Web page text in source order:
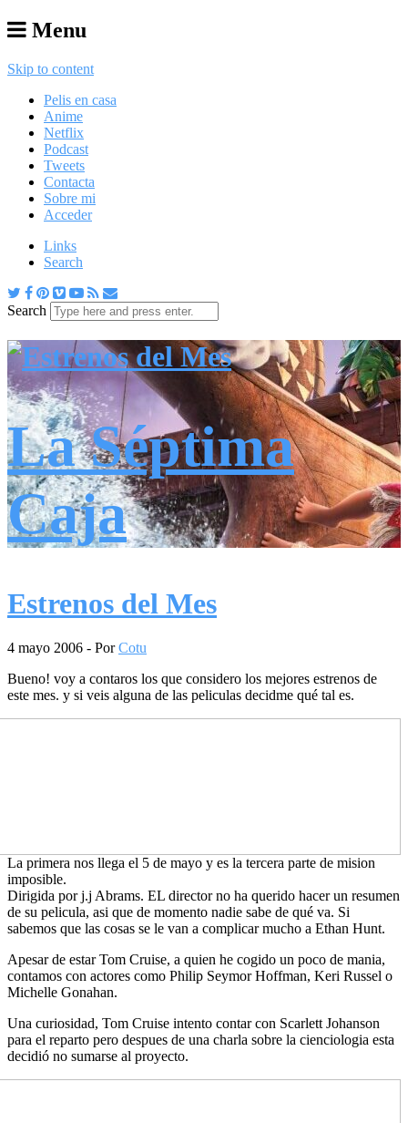
Menu
Skip to content
Pelis en casa
Anime
Netflix
Podcast
Tweets
Contacta
Sobre mi
Acceder
Links
Search
Search
La Séptima
Caja
Estrenos del Mes
4 mayo 2006 - PorCotu
Bueno! voy a contaros los que considero los mejores estrenos de
este mes. y si veis alguna de las peliculas decidme qué tal es.
La primera nos llega el 5 de mayo y es la tercera parte de mision
imposible.
Dirigida por j.j Abrams. EL director no ha querido hacer un resumen
de su pelicula, asi que de momento nadie sabe de qué va. Si
sabemos que las cosas se le van a complicar mucho a Ethan Hunt.
Apesar de estar Tom Cruise, a quien he cogido un poco de mania,
contamos con actores como Philip Seymor Hoffman, Keri Russel o
Michelle Gonahan.
Una curiosidad, Tom Cruise intento contar con Scarlett Johanson
para el reparto pero despues de una charla sobre la cienciologia esta
decidió no sumarse al proyecto.